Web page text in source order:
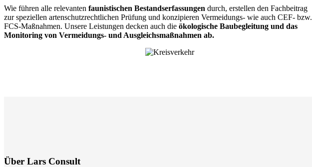
Wie führen alle relevanten faunistischen Bestandserfassungen durch, erstellen den Fachbeitrag
zur speziellen artenschutzrechtlichen Prüfung und konzipieren Vermeidungs- wie auch CEF- bzw.
FCS-Maßnahmen. Unsere Leistungen decken auch die ökologische Baubegleitung und das
Monitoring von Vermeidungs- und Ausgleichsmaßnahmen ab.
Über Lars Consult